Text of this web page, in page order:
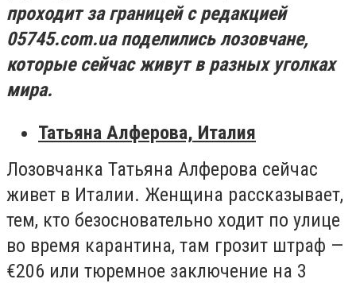
проходит за границей с редакцией
05745.com.ua поделились лозовчане,
которые сейчас живут в разных уголках
мира.
Татьяна Алферова, Италия
Лозовчанка Татьяна Алферова сейчас
живет в Италии. Женщина рассказывает,
тем, кто безосновательно ходит по улице
во время карантина, там грозит штраф —
€206 или тюремное заключение на 3